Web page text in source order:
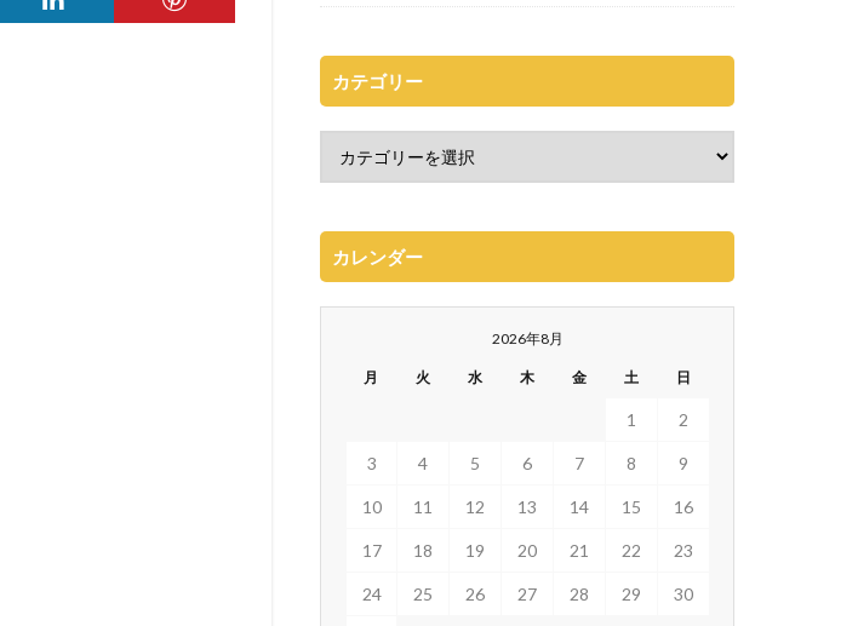
カテゴリー
カレンダー
2026年8月
月 火 水 木 金 土 日
1 2
3 4 5 6 7 8 9
10 11 12 13 14 15 16
17 18 19 20 21 22 23
24 25 26 27 28 29 30